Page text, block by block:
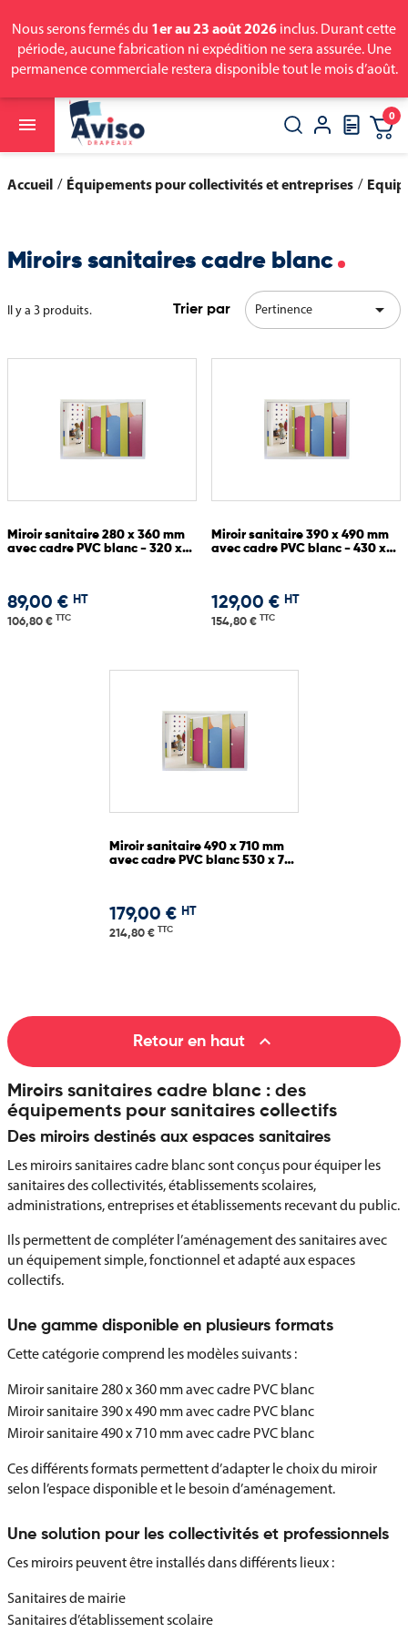
Nous serons fermés du 1er au 23 août 2026 inclus. Durant cette
période, aucune fabrication ni expédition ne sera assurée. Une
permanence commerciale restera disponible tout le mois d’août.
 0
search
Accueil Équipements pour collectivités et entreprises
Miroirs sanitaires cadre blanc
Il y a 3 produits. Trier par Pertinence 
Miroir sanitaire 280 x 360 mm
avec cadre PVC blanc - 320 x
89,00 € HT
106,80 € TTC
Miroir sanitaire 390 x 490 mm
avec cadre PVC blanc - 430 x
129,00 € HT
154,80 € TTC
Miroir sanitaire 490 x 710 mm
avec cadre PVC blanc 530 x 750
179,00 € HT
214,80 € TTC
Retour en haut 
Miroirs sanitaires cadre blanc : des
équipements pour sanitaires collectifs
Des miroirs destinés aux espaces sanitaires
Les miroirs sanitaires cadre blanc sont conçus pour équiper les
sanitaires des collectivités, établissements scolaires,
administrations, entreprises et établissements recevant du public.
Ils permettent de compléter l’aménagement des sanitaires avec
un équipement simple, fonctionnel et adapté aux espaces
collectifs.
Une gamme disponible en plusieurs formats
Cette catégorie comprend les modèles suivants :
Miroir sanitaire 280 x 360 mm avec cadre PVC blanc
Miroir sanitaire 390 x 490 mm avec cadre PVC blanc
Miroir sanitaire 490 x 710 mm avec cadre PVC blanc
Ces différents formats permettent d’adapter le choix du miroir
selon l’espace disponible et le besoin d’aménagement.
Une solution pour les collectivités et professionnels
Ces miroirs peuvent être installés dans différents lieux :
Sanitaires de mairie
Sanitaires d’établissement scolaire